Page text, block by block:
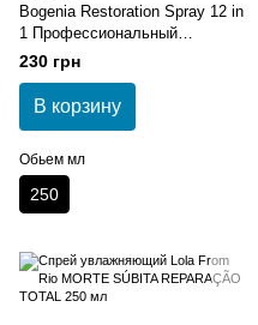
Bogenia Restoration Spray 12 in
1 Профессиональный
восстанавливающий спрей для
волос 250 мл
230 грн
В корзину
Обьем мл
250